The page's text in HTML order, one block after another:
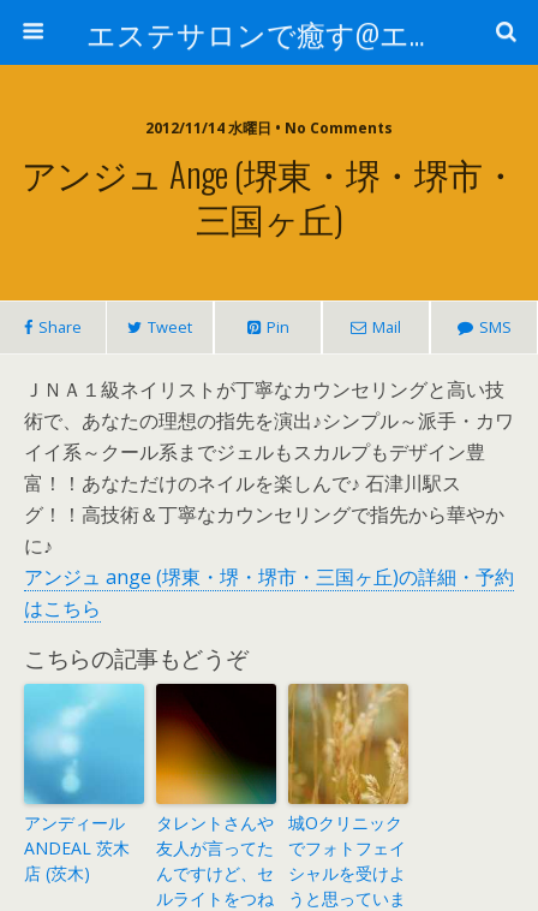
エステサロンで癒す@エステ～全国エステ情報
2012/11/14 水曜日 • No Comments
アンジュ Ange (堺東・堺・堺市・
三国ヶ丘)
Share Tweet Pin Mail SMS
ＪＮＡ１級ネイリストが丁寧なカウンセリングと高い技
術で、あなたの理想の指先を演出♪シンプル～派手・カワ
イイ系～クール系までジェルもスカルプもデザイン豊
富！！あなただけのネイルを楽しんで♪ 石津川駅ス
グ！！高技術＆丁寧なカウンセリングで指先から華やか
に♪
アンジュ ange (堺東・堺・堺市・三国ヶ丘)の詳細・予約
はこちら
こちらの記事もどうぞ
アンディール
ANDEAL 茨木
店 (茨木)
タレントさんや
友人が言ってた
んですけど、セ
ルライトをつね
城Oクリニック
でフォトフェイ
シャルを受けよ
うと思っていま